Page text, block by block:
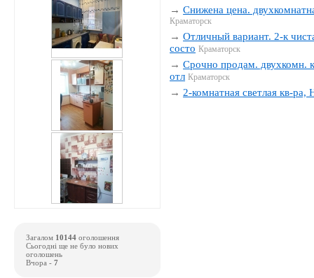
→Снижена цена.
Краматорск
→Отличный вариант. 2-к
состо Краматорск
→Срочно продам. двухкомн.
отл Краматорск
→ 2-комнатная светлая кв-
Загалом 10144 оголошення
Сьогодні ще не було нових
оголошень
Вчора - 7